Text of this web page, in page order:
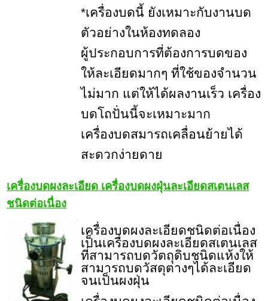
*เครื่องบดนี้ ยังเหมาะกับงานบด
ตัวอย่างในห้องทดลอง
ผู้ประกอบการที่ต้องการบดของ
ให้ละเอียดมากๆ ที่ใช้ของจำนวน
ไม่มาก แต่ให้ได้ผลงานเร็ว เครื่อง
บดโถปั่นนี้จะเหมาะมาก
เครื่องบดสมารถเคลื่อนย้ายได้
สะดวกง่ายดาย
เครื่องบดผงละเอียด เครื่องบดผงฝุ่นละเอียดสเตนเลส
ชนิดต่อเนื่อง
เครื่องบดผงละเอียดชนิดต่อเนื่อง
เป็นเครื่องบดผงละเอียดสเตนเลส
ที่สามารถบดวัตถุดิบชนิดแห้งให้
สามารถบดวัสดุต่างๆได้ละเอียด
จนเป็นผงฝุ่น